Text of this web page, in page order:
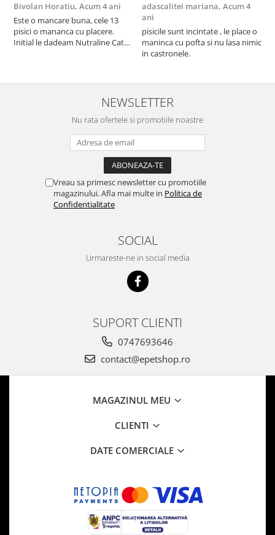
Bivolan Horatiu, Acum 4 ani
Este o mancare buna, cele 13
pisici o mananca cu placere.
Initial le dadeam Nutraline Cat
nu o mananca cu placere. Eu
sunt multumit si voi continua cu
adascalitei mariana, Acum 4
ani
pisicile sunt incintate , le place o
maninca cu pofta si nu lasa nimic
in castronele.
NEWSLETTER
Nu rata ofertele si promotiile noastre
Vreau sa primesc newsletter cu promotiile
magazinului. Afla mai multe in Politica de
Confidentialitate
SOCIAL
Urmareste-ne in social media
SUPORT CLIENTI
0747693646
contact@epetshop.ro
MAGAZINUL MEU
CLIENTI
DATE COMERCIALE